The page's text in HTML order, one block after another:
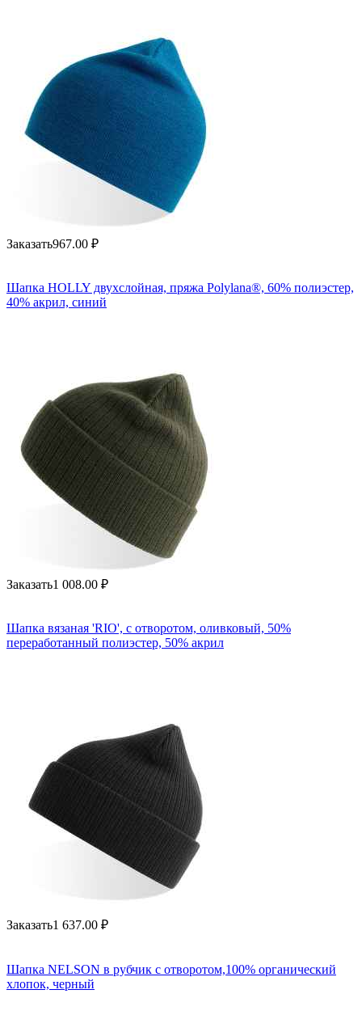
Заказать967.00 ₽
Шапка HOLLY двухслойная, пряжа Polylana®, 60% полиэстер,
40% акрил, синий
Заказать1 008.00 ₽
Шапка вязаная 'RIO', с отворотом, оливковый, 50%
переработанный полиэстер, 50% акрил
Заказать1 637.00 ₽
Шапка NELSON в рубчик с отворотом,100% органический
хлопок, черный